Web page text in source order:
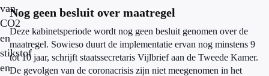
van
CO2
en
stikstof
en
Nog geen besluit over maatregel
Deze kabinetsperiode wordt nog geen besluit genomen over de
maatregel. Sowieso duurt de implementatie ervan nog minstens 9
tot 10 jaar, schrijft staatssecretaris Vijlbrief aan de Tweede Kamer.
De gevolgen van de coronacrisis zijn niet meegenomen in het